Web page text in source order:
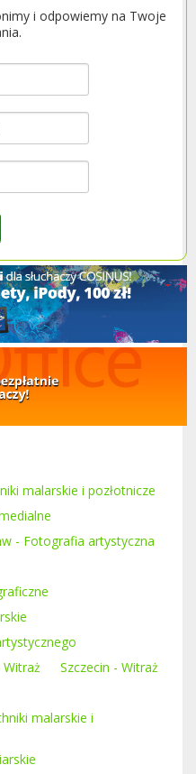
i odpowiemy na Twoje
malarskie i pozłotnicze
- Fotografia artystyczna
Szczecin - Witraż
malarskie i